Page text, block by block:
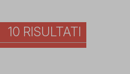
10 RISULTATI